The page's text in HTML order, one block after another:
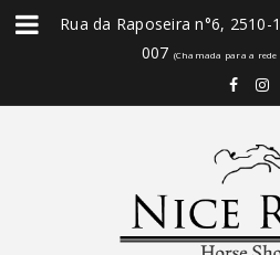
Rua da Raposeira n°6,
007 (Chamada para a